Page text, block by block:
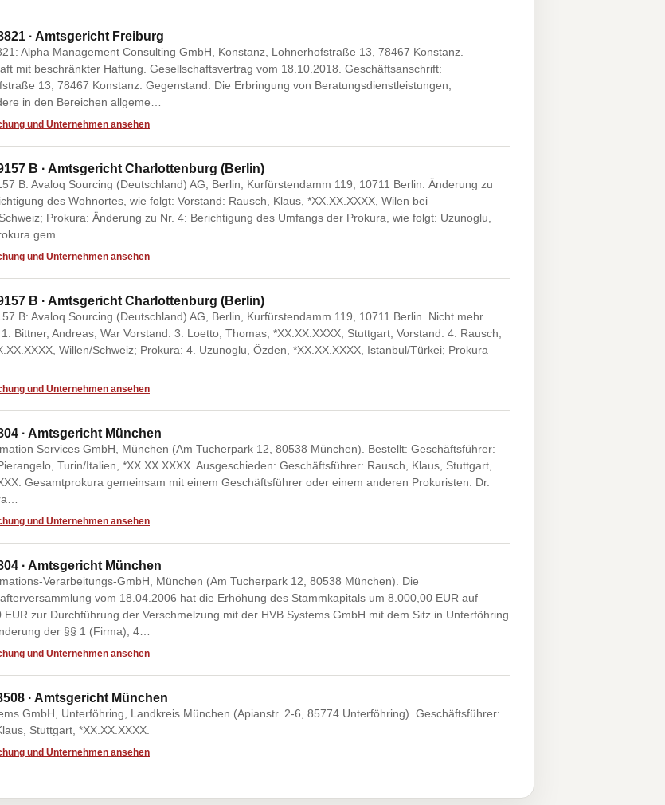
· Amtsgericht Freiburg
Alpha Management Consulting GmbH, Konstanz, Lohnerhofstraße 13, 78467 Konstanz.
mit beschränkter Haftung. Gesellschaftsvertrag vom 18.10.2018. Geschäftsanschrift:
13, 78467 Konstanz. Gegenstand: Die Erbringung von Beratungsdienstleistungen,
in den Bereichen allgeme…
und Unternehmen ansehen
B · Amtsgericht Charlottenburg (Berlin)
B: Avaloq Sourcing (Deutschland) AG, Berlin, Kurfürstendamm 119, 10711 Berlin. Änderung zu
des Wohnortes, wie folgt: Vorstand: Rausch, Klaus, *XX.XX.XXXX, Wilen bei
Prokura: Änderung zu Nr. 4: Berichtigung des Umfangs der Prokura, wie folgt: Uzunoglu,
gem…
und Unternehmen ansehen
B · Amtsgericht Charlottenburg (Berlin)
B: Avaloq Sourcing (Deutschland) AG, Berlin, Kurfürstendamm 119, 10711 Berlin. Nicht mehr
Bittner, Andreas; War Vorstand: 3. Loetto, Thomas, *XX.XX.XXXX, Stuttgart; Vorstand: 4. Rausch,
Willen/Schweiz; Prokura: 4. Uzunoglu, Özden, *XX.XX.XXXX, Istanbul/Türkei; Prokura
und Unternehmen ansehen
· Amtsgericht München
Services GmbH, München (Am Tucherpark 12, 80538 München). Bestellt: Geschäftsführer:
Turin/Italien, *XX.XX.XXXX. Ausgeschieden: Geschäftsführer: Rausch, Klaus, Stuttgart,
Gesamtprokura gemeinsam mit einem Geschäftsführer oder einem anderen Prokuristen: Dr.
und Unternehmen ansehen
· Amtsgericht München
Verarbeitungs-GmbH, München (Am Tucherpark 12, 80538 München). Die
vom 18.04.2006 hat die Erhöhung des Stammkapitals um 8.000,00 EUR auf
EUR zur Durchführung der Verschmelzung mit der HVB Systems GmbH mit dem Sitz in Unterföhring
der §§ 1 (Firma), 4…
und Unternehmen ansehen
· Amtsgericht München
GmbH, Unterföhring, Landkreis München (Apianstr. 2-6, 85774 Unterföhring). Geschäftsführer:
Stuttgart, *XX.XX.XXXX.
und Unternehmen ansehen